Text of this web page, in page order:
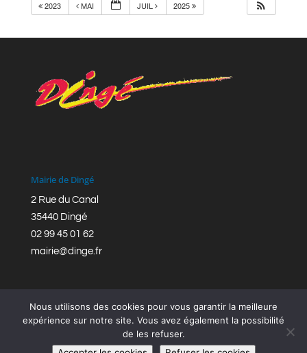
2023 MAI JUIL 2025
Mairie de Dingé
2 Rue du Canal
35440 Dingé
02 99 45 01 62
mairie@dinge.fr
Réalisation © Mairie de Dingé,Bretagne Romantique
Nous utilisons des cookies pour vous garantir la meilleure
expérience sur notre site. Vous avez également la possibilité
de les refuser.